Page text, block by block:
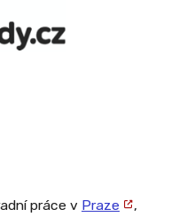
práce v Praze
,